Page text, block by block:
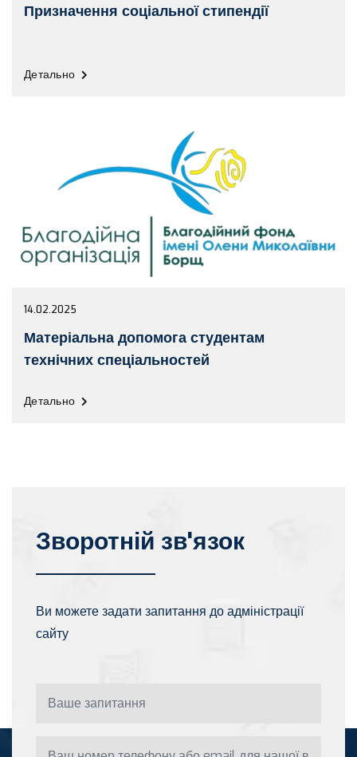
Призначення соціальної стипендії
Детально
14.02.2025
Матеріальна допомога студентам
технічних спеціальностей
Детально
Зворотній зв'язок
Ви можете задати запитання до адміністрації
сайту